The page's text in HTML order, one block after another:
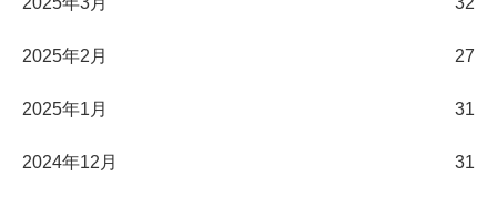
2025年2月 27
2025年1月 31
2024年12月 31